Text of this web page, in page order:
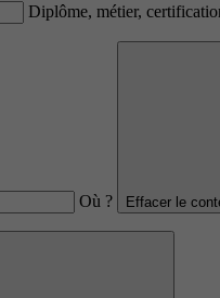
Diplôme, métier,
Où ? Effacer le